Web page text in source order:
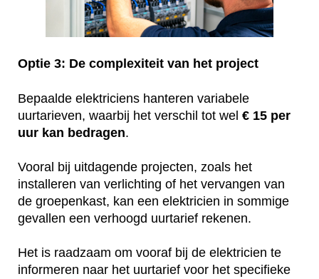
Optie 3: De complexiteit van het project
Bepaalde elektriciens hanteren variabele
uurtarieven, waarbij het verschil tot wel € 15 per
uur kan bedragen.
Vooral bij uitdagende projecten, zoals het
installeren van verlichting of het vervangen van
de groepenkast, kan een elektricien in sommige
gevallen een verhoogd uurtarief rekenen.
Het is raadzaam om vooraf bij de elektricien te
informeren naar het uurtarief voor het specifieke